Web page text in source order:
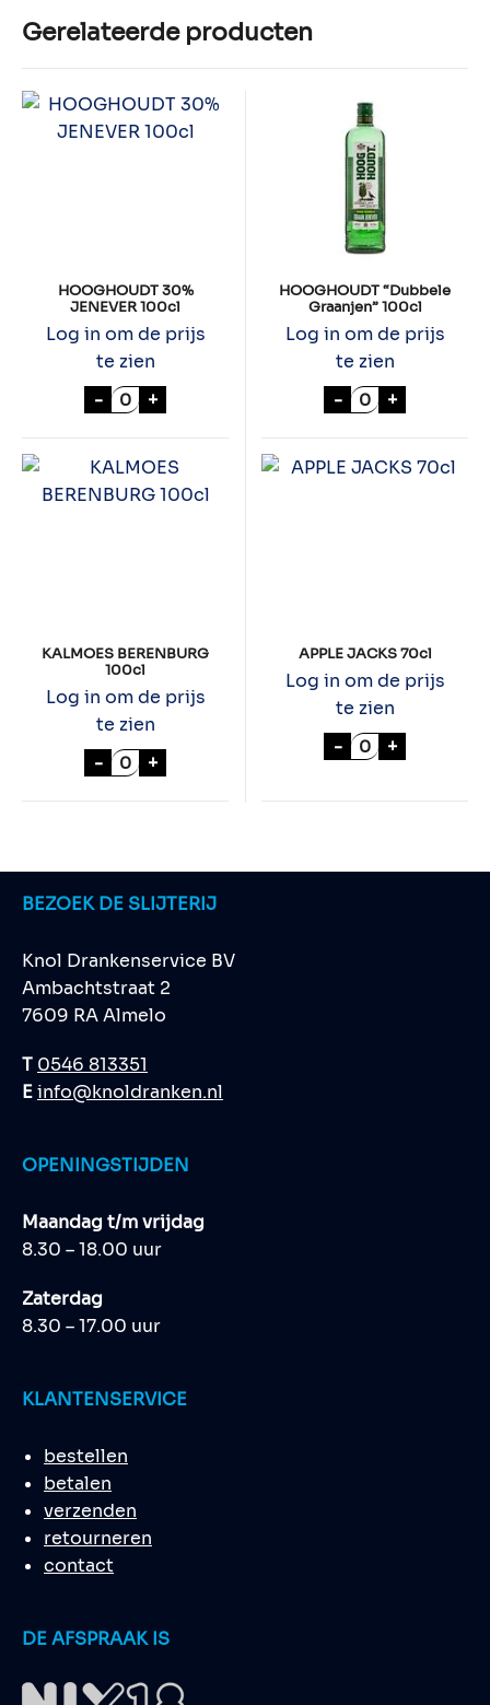
Gerelateerde producten
HOOGHOUDT 30%
JENEVER 100cl
Log in om de prijs
te zien
- HOOGHOUDT 30% JENEVER 100cl aantal
+
HOOGHOUDT “Dubbele
Graanjen” 100cl
Log in om de prijs
te zien
- HOOGHOUDT
+
KALMOES BERENBURG
100cl
Log in om de prijs
te zien
- KALMOES BERENBURG 100cl aantal
+
APPLE JACKS 70cl
Log in om de prijs
te zien
- APPLE JACKS
+
BEZOEK DE SLIJTERIJ
Knol Drankenservice BV
Ambachtstraat 2
7609 RA Almelo
T 0546 813351
Einfo@knoldranken.nl
OPENINGSTIJDEN
Maandag t/m vrijdag
8.30 – 18.00 uur
Zaterdag
8.30 – 17.00 uur
KLANTENSERVICE
bestellen
betalen
verzenden
retourneren
contact
DE AFSPRAAK IS